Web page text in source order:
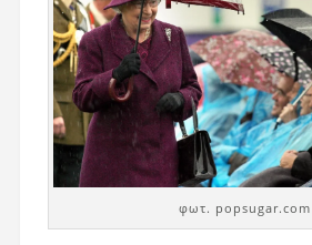
φωτ. popsugar.com